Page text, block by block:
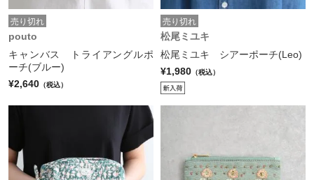
売り切れ
pouto
キャンバス トライアングルポ
ーチ(ブルー)
¥2,640 （税込）
売り切れ
松尾ミユキ
松尾ミユキ シアーポーチ(Leo)
¥1,980 （税込）